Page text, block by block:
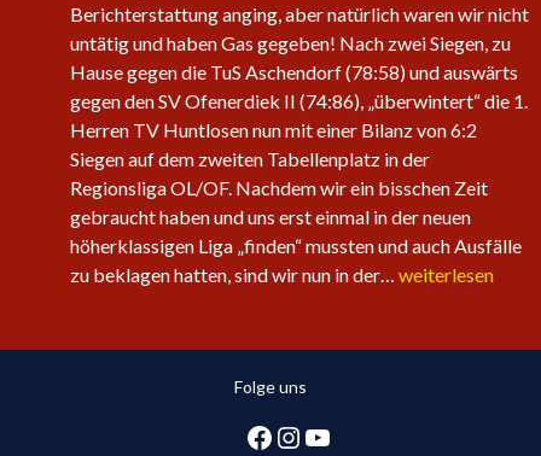
nehmen
wieder
an
Fahrt
auf
Berichterstattung anging, aber natürlich waren wir nicht
untätig und haben Gas gegeben! Nach zwei Siegen, zu
Hause gegen die TuS Aschendorf (78:58) und auswärts
gegen den SV Ofenerdiek II (74:86), „überwintert“ die 1.
Herren TV Huntlosen nun mit einer Bilanz von 6:2
Siegen auf dem zweiten Tabellenplatz in der
Regionsliga OL/OF. Nachdem wir ein bisschen Zeit
gebraucht haben und uns erst einmal in der neuen
höherklassigen Liga „finden“ mussten und auch Ausfälle
zu beklagen hatten, sind wir nun in der… Sechster
weiterlesen
Folge uns
Facebook
Instagram
YouTube